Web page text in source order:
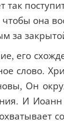
так
чтобы она
за
его
слово.
Он
И Иоанн